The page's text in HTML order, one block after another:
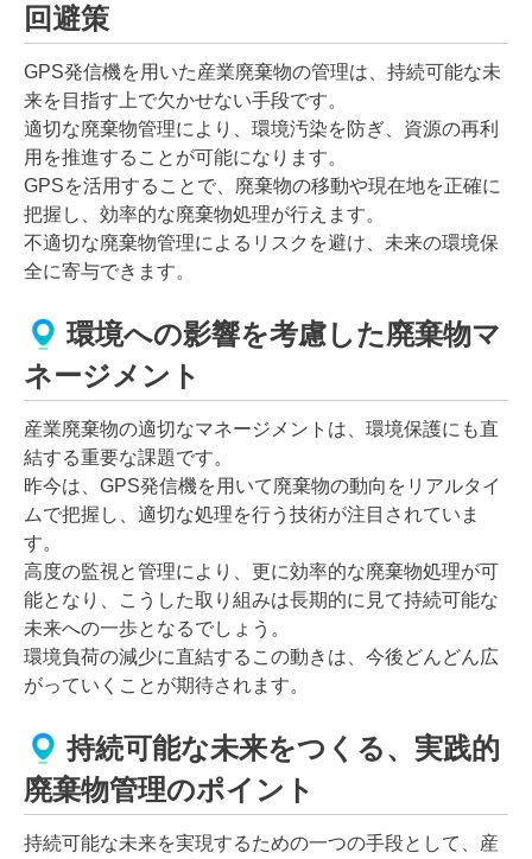
回避策
GPS発信機を用いた産業廃棄物の管理は、持続可能な未
来を目指す上で欠かせない手段です。
適切な廃棄物管理により、環境汚染を防ぎ、資源の再利
用を推進することが可能になります。
GPSを活用することで、廃棄物の移動や現在地を正確に
把握し、効率的な廃棄物処理が行えます。
不適切な廃棄物管理によるリスクを避け、未来の環境保
全に寄与できます。
環境への影響を考慮した廃棄物マ
ネージメント
産業廃棄物の適切なマネージメントは、環境保護にも直
結する重要な課題です。
昨今は、GPS発信機を用いて廃棄物の動向をリアルタイ
ムで把握し、適切な処理を行う技術が注目されていま
す。
高度の監視と管理により、更に効率的な廃棄物処理が可
能となり、こうした取り組みは長期的に見て持続可能な
未来への一歩となるでしょう。
環境負荷の減少に直結するこの動きは、今後どんどん広
がっていくことが期待されます。
持続可能な未来をつくる、実践的
廃棄物管理のポイント
持続可能な未来を実現するための一つの手段として、産